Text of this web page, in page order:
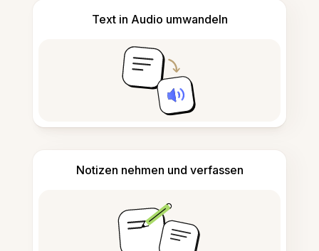
Text in Audio umwandeln
Notizen nehmen und verfassen